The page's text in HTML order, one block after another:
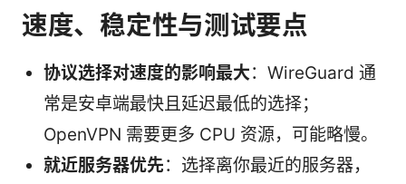
速度、稳定性与测试要点
协议选择对速度的影响最大：WireGuard 通
常是安卓端最快且延迟最低的选择；
OpenVPN 需要更多 CPU 资源，可能略慢。
就近服务器优先：选择离你最近的服务器，